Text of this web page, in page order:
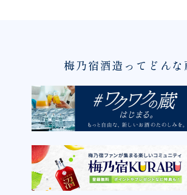
梅乃宿酒造ってどんな